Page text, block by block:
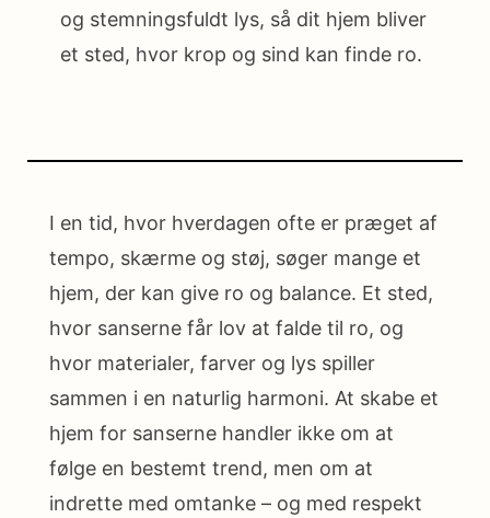
og stemningsfuldt lys, så dit hjem bliver
et sted, hvor krop og sind kan finde ro.
I en tid, hvor hverdagen ofte er præget af
tempo, skærme og støj, søger mange et
hjem, der kan give ro og balance. Et sted,
hvor sanserne får lov at falde til ro, og
hvor materialer, farver og lys spiller
sammen i en naturlig harmoni. At skabe et
hjem for sanserne handler ikke om at
følge en bestemt trend, men om at
indrette med omtanke – og med respekt